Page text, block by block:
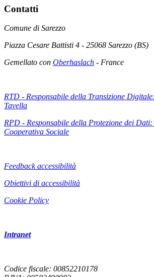
Contatti
Comune di Sarezzo
Piazza Cesare Battisti 4 - 25068 Sarezzo (BS)
Gemellato con Oberhaslach - France
RTD - Responsabile della Transizione
Tavella
RPD - Responsabile della Protezione dei Dati:
Cooperativa Sociale
Feedback accessibilità
Obiettivi di accessibilità
Cookie Policy
Intranet
Codice fiscale: 00852210178